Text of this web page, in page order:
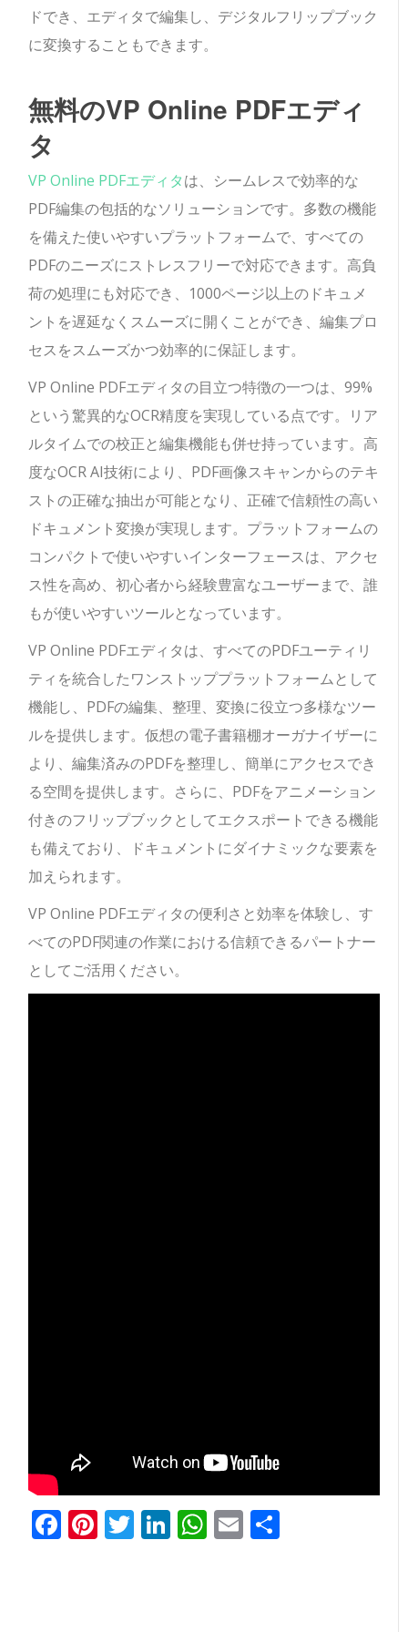
ドでき、エディタで編集し、デジタルフリップブック
に変換することもできます。
無料のVP Online PDFエディ
タ
VP Online PDFエディタは、シームレスで効率的な
PDF編集の包括的なソリューションです。多数の機能
を備えた使いやすいプラットフォームで、すべての
PDFのニーズにストレスフリーで対応できます。高負
荷の処理にも対応でき、1000ページ以上のドキュメ
ントを遅延なくスムーズに開くことができ、編集プロ
セスをスムーズかつ効率的に保証します。
VP Online PDFエディタの目立つ特徴の一つは、99%
という驚異的なOCR精度を実現している点です。リア
ルタイムでの校正と編集機能も併せ持っています。高
度なOCR AI技術により、PDF画像スキャンからのテキ
ストの正確な抽出が可能となり、正確で信頼性の高い
ドキュメント変換が実現します。プラットフォームの
コンパクトで使いやすいインターフェースは、アクセ
ス性を高め、初心者から経験豊富なユーザーまで、誰
もが使いやすいツールとなっています。
VP Online PDFエディタは、すべてのPDFユーティリ
ティを統合したワンストッププラットフォームとして
機能し、PDFの編集、整理、変換に役立つ多様なツー
ルを提供します。仮想の電子書籍棚オーガナイザーに
より、編集済みのPDFを整理し、簡単にアクセスでき
る空間を提供します。さらに、PDFをアニメーション
付きのフリップブックとしてエクスポートできる機能
も備えており、ドキュメントにダイナミックな要素を
加えられます。
VP Online PDFエディタの便利さと効率を体験し、す
べてのPDF関連の作業における信頼できるパートナー
としてご活用ください。
Facebook
Pinterest
Twitter
LinkedIn
WhatsApp
Email